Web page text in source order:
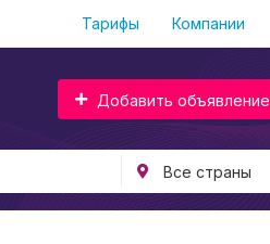
Тарифы Компании
Добавить объявление